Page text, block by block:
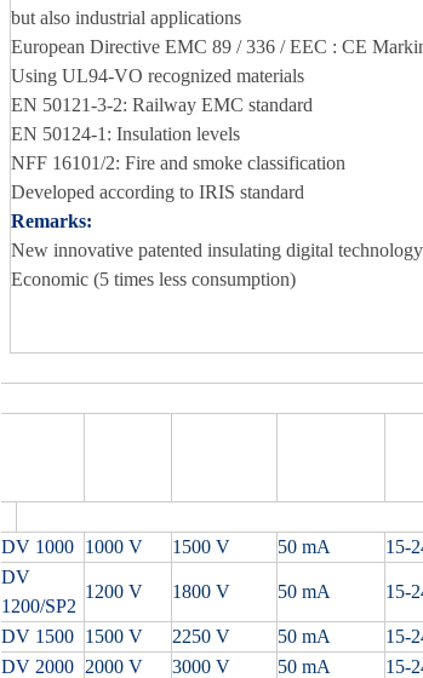
but also industrial applications
European Directive EMC 89 / 336 / EEC : CE
Using UL94-VO recognized materials
EN 50121-3-2: Railway EMC standard
EN 50124-1: Insulation levels
NFF 16101/2: Fire and smoke classification
Developed according to IRIS standard
Remarks:
New innovative patented insulating digital technology
Economic (5 times less consumption)
DV 1000 1000 V 1500 V 50 mA 15-
DV
1200/SP2
1200 V 1800 V 50 mA 15-
DV 1500 1500 V 2250 V 50 mA 15-
DV 2000 2000 V 3000 V 50 mA 15-